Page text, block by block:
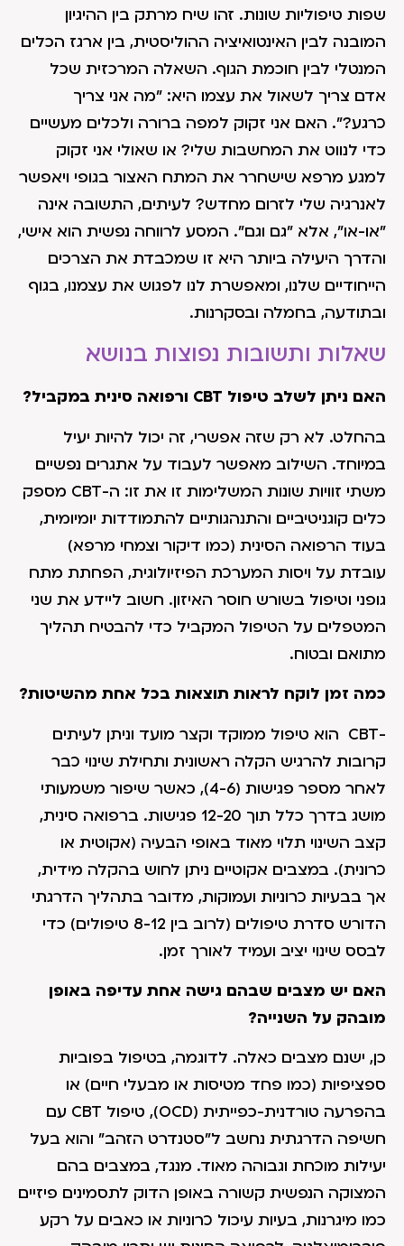
שפות טיפוליות שונות. זהו שיח מרתק בין ההיגיון
המובנה לבין האינטואיציה ההוליסטית, בין ארגז הכלים
המנטלי לבין חוכמת הגוף. השאלה המרכזית שכל
אדם צריך לשאול את עצמו היא: "מה אני צריך
כרגע?". האם אני זקוק למפה ברורה ולכלים מעשיים
כדי לנווט את המחשבות שלי? או שאולי אני זקוק
למגע מרפא שישחרר את המתח האצור בגופי ויאפשר
לאנרגיה שלי לזרום מחדש? לעיתים, התשובה אינה
"או-או", אלא "גם וגם". המסע לרווחה נפשית הוא אישי,
והדרך היעילה ביותר היא זו שמכבדת את הצרכים
הייחודיים שלנו, ומאפשרת לנו לפגוש את עצמנו, בגוף
ובתודעה, בחמלה ובסקרנות.
שאלות ותשובות נפוצות בנושא
האם ניתן לשלב טיפול
ורפואה סינית במקביל?
בהחלט. לא רק שזה אפשרי, זה יכול להיות יעיל
במיוחד. השילוב מאפשר לעבוד על אתגרים נפשיים
משתי זוויות שונות המשלימות זו את זו: ה-CBT מספק
כלים קוגניטיביים והתנהגותיים להתמודדות יומיומית,
בעוד הרפואה הסינית (כמו דיקור וצמחי מרפא)
עובדת על ויסות המערכת הפיזיולוגית, הפחתת מתח
גופני וטיפול בשורש חוסר האיזון. חשוב ליידע את שני
המטפלים על הטיפול המקביל כדי להבטיח תהליך
מתואם ובטוח.
כמה זמן לוקח לראות תוצאות בכל אחת מהשיטות?
-CBT הוא טיפול ממוקד וקצר מועד וניתן לעיתים
קרובות להרגיש הקלה ראשונית ותחילת שינוי כבר
לאחר מספר פגישות (4-6), כאשר שיפור משמעותי
מושג בדרך כלל תוך 12-20 פגישות. ברפואה סינית,
קצב השינוי תלוי מאוד באופי הבעיה (אקוטית או
כרונית). במצבים אקוטיים ניתן לחוש בהקלה מידית,
אך בבעיות כרוניות ועמוקות, מדובר בתהליך הדרגתי
הדורש סדרת טיפולים (לרוב בין 8-12 טיפולים) כדי
לבסס שינוי יציב ועמיד לאורך זמן.
האם יש מצבים שבהם גישה אחת עדיפה באופן
מובהק על השנייה?
כן, ישנם מצבים כאלה. לדוגמה, בטיפול בפוביות
ספציפיות (כמו פחד מטיסות או מבעלי חיים) או
בהפרעה טורדנית-כפייתית (OCD), טיפול CBT עם
חשיפה הדרגתית נחשב ל"סטנדרט הזהב" והוא בעל
יעילות מוכחת וגבוהה מאוד. מנגד, במצבים בהם
המצוקה הנפשית קשורה באופן הדוק לתסמינים פיזיים
כמו מיגרנות, בעיות עיכול כרוניות או כאבים על רקע